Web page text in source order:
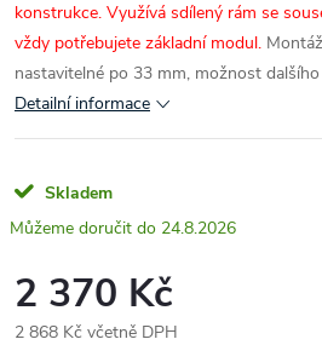
konstrukce. Využívá sdílený rám se
vždy potřebujete základní modul.
nastavitelné po 33 mm, možnost
Detailní informace
Skladem
24.8.2026
2 370 Kč
2 868 Kč včetně DPH